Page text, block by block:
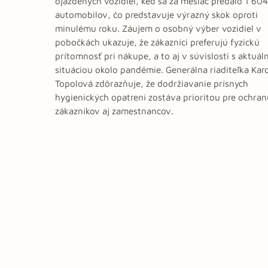
automobilov, čo predstavuje výrazný skok oproti
minulému roku. Záujem o osobný výber vozidiel v
pobočkách ukazuje, že zákazníci preferujú fyzickú
prítomnosť pri nákupe, a to aj v súvislosti s
situáciou okolo pandémie. Generálna riaditeľka
Topolová zdôrazňuje, že dodržiavanie prísnych
hygienických opatrení zostáva prioritou pre
zákazníkov aj zamestnancov.